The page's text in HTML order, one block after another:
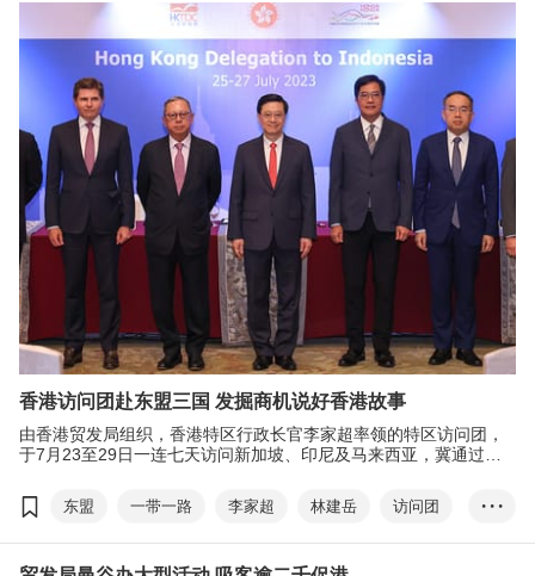
印尼
马来西亚
经贸合作
投资合作
香港故事
粤港澳大湾区
RCEP
合作备忘录
香港访问团赴东盟三国 发掘商机说好香港故事
由香港贸发局组织，香港特区行政长官李家超率领的特区访问团，
于7月23至29日一连七天访问新加坡、印尼及马来西亚，冀通过此
港发掘商机，说好香港故事。
东盟 一带一路 李家超 林建岳
访问团
新加坡
印尼 马来西亚
经贸合作
• • •